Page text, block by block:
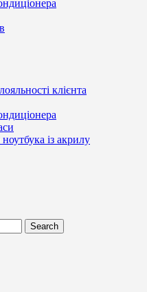
клієнта
із акрилу
Search